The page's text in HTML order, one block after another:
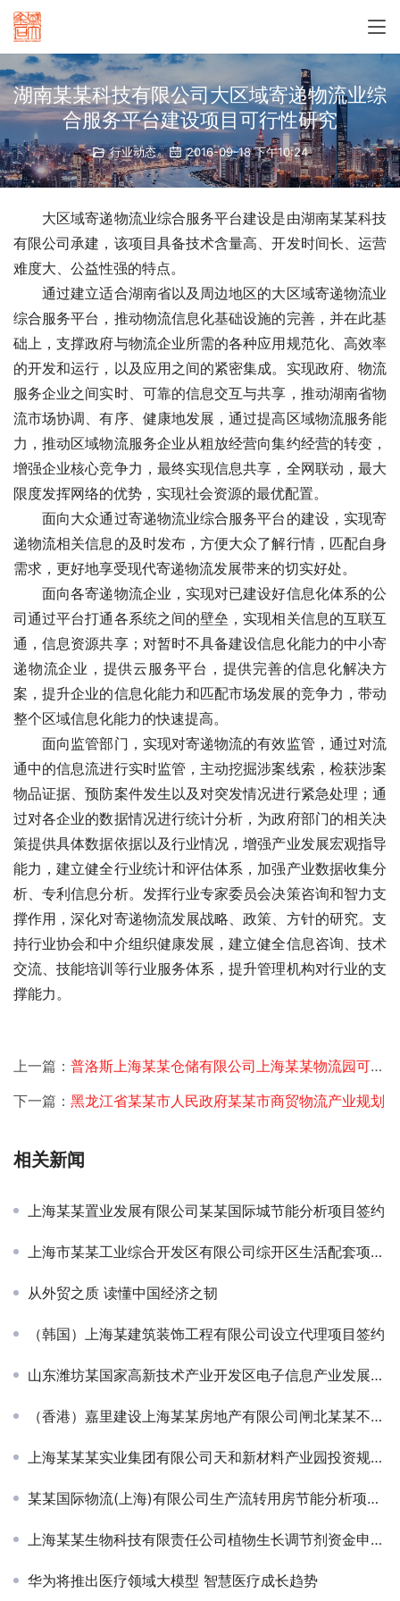
湖南某某科技有限公司大区域寄递物流业综
合服务平台建设项目可行性研究
行业动态 2016-09-18 下午10:24
大区域寄递物流业综合服务平台建设是由湖南某某科技
有限公司承建，该项目具备技术含量高、开发时间长、运营
难度大、公益性强的特点。
通过建立适合湖南省以及周边地区的大区域寄递物流业
综合服务平台，推动物流信息化基础设施的完善，并在此基
础上，支撑政府与物流企业所需的各种应用规范化、高效率
的开发和运行，以及应用之间的紧密集成。实现政府、物流
服务企业之间实时、可靠的信息交互与共享，推动湖南省物
流市场协调、有序、健康地发展，通过提高区域物流服务能
力，推动区域物流服务企业从粗放经营向集约经营的转变，
增强企业核心竞争力，最终实现信息共享，全网联动，最大
限度发挥网络的优势，实现社会资源的最优配置。
面向大众通过寄递物流业综合服务平台的建设，实现寄
递物流相关信息的及时发布，方便大众了解行情，匹配自身
需求，更好地享受现代寄递物流发展带来的切实好处。
面向各寄递物流企业，实现对已建设好信息化体系的公
司通过平台打通各系统之间的壁垒，实现相关信息的互联互
通，信息资源共享；对暂时不具备建设信息化能力的中小寄
递物流企业，提供云服务平台，提供完善的信息化解决方
案，提升企业的信息化能力和匹配市场发展的竞争力，带动
整个区域信息化能力的快速提高。
面向监管部门，实现对寄递物流的有效监管，通过对流
通中的信息流进行实时监管，主动挖掘涉案线索，检获涉案
物品证据、预防案件发生以及对突发情况进行紧急处理；通
过对各企业的数据情况进行统计分析，为政府部门的相关决
策提供具体数据依据以及行业情况，增强产业发展宏观指导
能力，建立健全行业统计和评估体系，加强产业数据收集分
析、专利信息分析。发挥行业专家委员会决策咨询和智力支
撑作用，深化对寄递物流发展战略、政策、方针的研究。支
持行业协会和中介组织健康发展，建立健全信息咨询、技术
交流、技能培训等行业服务体系，提升管理机构对行业的支
撑能力。
上一篇： 普洛斯上海某某仓储有限公司上海某某物流园可行性研究
下一篇： 黑龙江省某某市人民政府某某市商贸物流产业规划
相关新闻
上海某某置业发展有限公司某某国际城节能分析项目签约
上海市某某工业综合开发区有限公司综开区生活配套项目可行性研究报告
从外贸之质 读懂中国经济之韧
（韩国）上海某建筑装饰工程有限公司设立代理项目签约
山东潍坊某国家高新技术产业开发区电子信息产业发展战略规划项目签约
（香港）嘉里建设上海某某房地产有限公司闸北某某不夜城三期节能评估项目签约
上海某某某实业集团有限公司天和新材料产业园投资规划方案
某某国际物流(上海)有限公司生产流转用房节能分析项目签约
上海某某生物科技有限责任公司植物生长调节剂资金申请项目签约
华为将推出医疗领域大模型 智慧医疗成长趋势